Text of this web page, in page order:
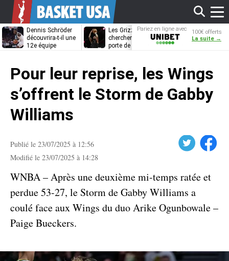
Dennis Schröder
découvrira-t-il une
12e équipe
Les Grizzlies
cherchent déjà une
porte de sortie
Dwane Casey
bientôt coach
Pariez en ligne avec
Unibet
100€ offerts
La suite →
Pour leur reprise, les Wings
s’offrent le Storm de Gabby
Williams
Publié le 23/07/2025 à 12:56
Modifié le 23/07/2025 à 14:28
Facebook
WNBA – Après une deuxième mi-temps ratée et
perdue 53-27, le Storm de Gabby Williams a
coulé face aux Wings du duo Arike Ogunbowale –
Paige Bueckers.